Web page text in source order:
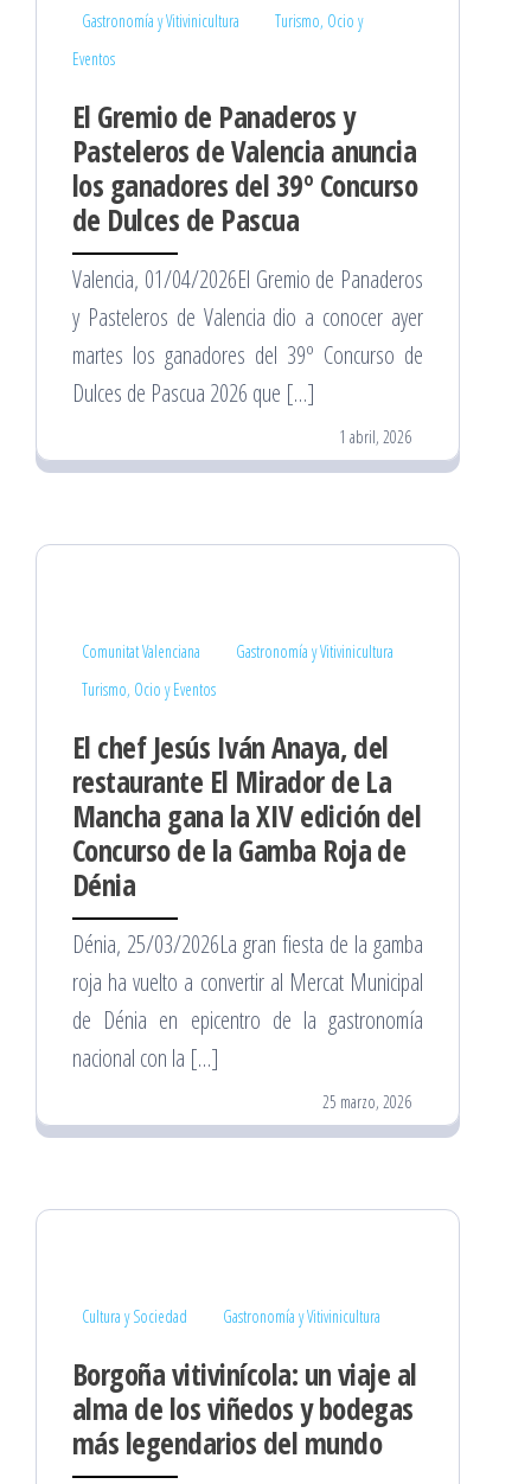
Gastronomía y Vitivinicultura
Turismo, Ocio y
Eventos
El Gremio de Panaderos y
Pasteleros de Valencia anuncia
los ganadores del 39º Concurso
de Dulces de Pascua
Valencia, 01/04/2026El Gremio de Panaderos
y Pasteleros de Valencia dio a conocer ayer
martes los ganadores del 39º Concurso de
Dulces de Pascua 2026 que […]
1 abril, 2026
Comunitat Valenciana
Gastronomía y Vitivinicultura
Turismo, Ocio y Eventos
El chef Jesús Iván Anaya, del
restaurante El Mirador de La
Mancha gana la XIV edición del
Concurso de la Gamba Roja de
Dénia
Dénia, 25/03/2026La gran fiesta de la gamba
roja ha vuelto a convertir al Mercat Municipal
de Dénia en epicentro de la gastronomía
nacional con la […]
25 marzo, 2026
Cultura y Sociedad Gastronomía y Vitivinicultura
Borgoña vitivinícola: un viaje al
alma de los viñedos y bodegas
más legendarios del mundo